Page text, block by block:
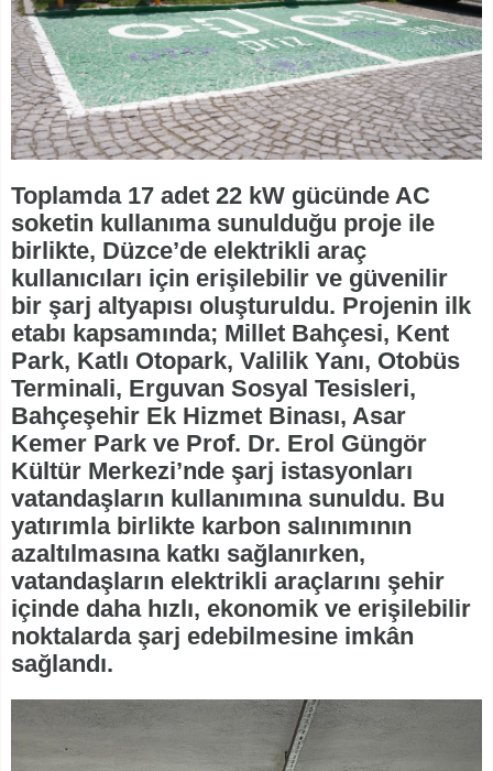
Toplamda 17 adet 22 kW gücünde AC
soketin kullanıma sunulduğu proje ile
birlikte, Düzce’de elektrikli araç
kullanıcıları için erişilebilir ve güvenilir
bir şarj altyapısı oluşturuldu. Projenin ilk
etabı kapsamında; Millet Bahçesi, Kent
Park, Katlı Otopark, Valilik Yanı, Otobüs
Terminali, Erguvan Sosyal Tesisleri,
Bahçeşehir Ek Hizmet Binası, Asar
Kemer Park ve Prof. Dr. Erol Güngör
Kültür Merkezi’nde şarj istasyonları
vatandaşların kullanımına sunuldu. Bu
yatırımla birlikte karbon salınımının
azaltılmasına katkı sağlanırken,
vatandaşların elektrikli araçlarını şehir
içinde daha hızlı, ekonomik ve erişilebilir
noktalarda şarj edebilmesine imkân
sağlandı.